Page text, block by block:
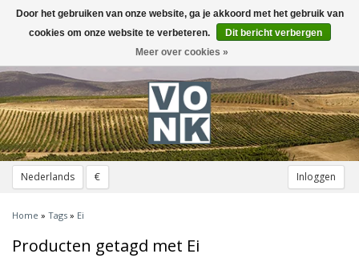
Nederlands € Inloggen
Toggle
navigation
Home » Tags » Ei
Producten getagd met Ei
Door het gebruiken van onze website, ga je akkoord met het gebruik van
cookies om onze website te verbeteren.
Dit bericht verbergen
Meer over cookies »